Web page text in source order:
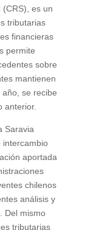
es un
tributarias
financieras
permite
sobre
mantienen
se recibe
anterior.
Saravia
intercambio
aportada
chilenos
análisis y
Del mismo
tributarias